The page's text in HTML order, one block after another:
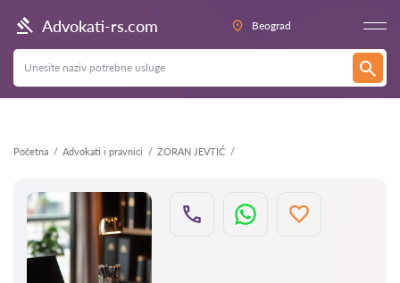
Advokati-rs.com Beograd
Početna Advokati i pravnici ZORAN JEVTIĆ
Nazad